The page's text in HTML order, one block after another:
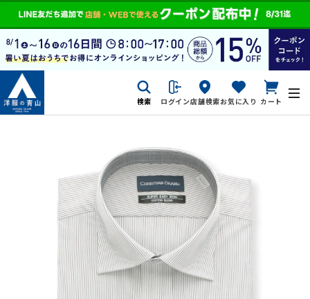
検索 ログイン店舗検索お気に入り カート